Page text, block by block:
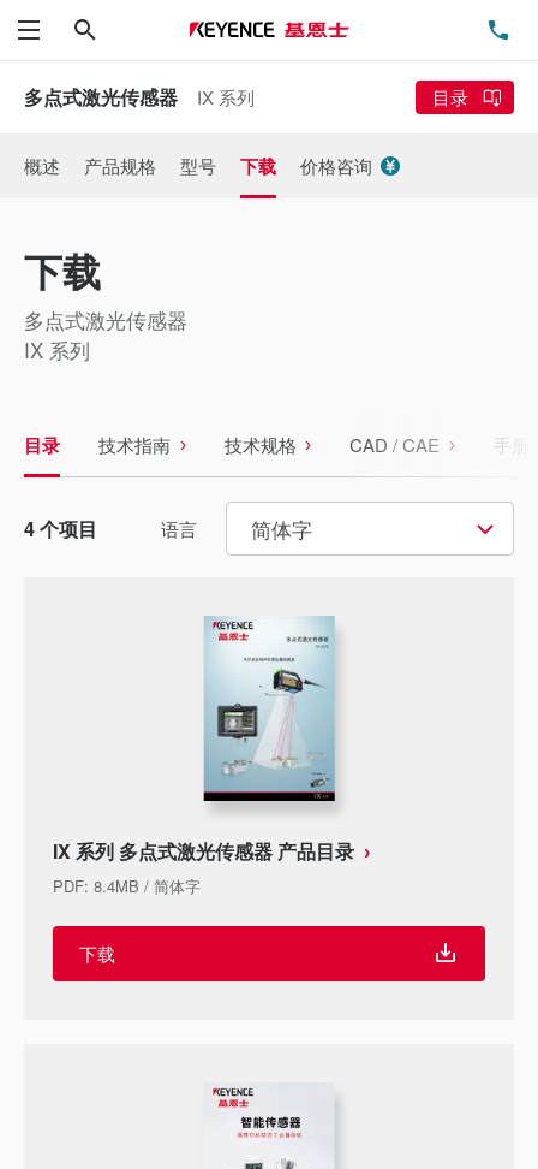
菜单
多点式激光传感器 IX 系列 目录
概述 产品规格 型号 下载 价格咨询
下载
多点式激光传感器
IX 系列
目录 技术指南 技术规格 CAD / CAE 手册
语言 简体字
4个项目
IX 系列 多点式激光传感器 产品目录
PDF: 8.4MB / 简体字
下载